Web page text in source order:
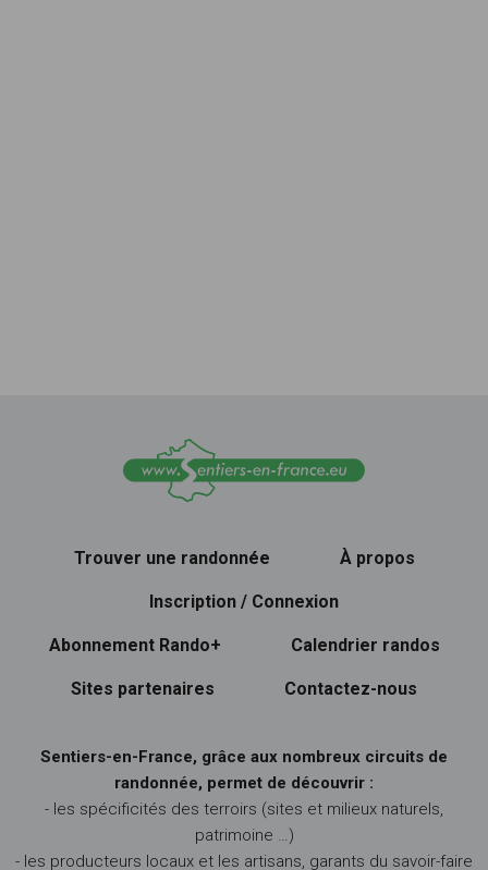
Trouver une randonnée À propos
Inscription / Connexion
Abonnement Rando+ Calendrier randos
Sites partenaires Contactez-nous
Sentiers-en-France, grâce aux nombreux circuits de
randonnée, permet de découvrir :
- les spécificités des terroirs (sites et milieux naturels,
patrimoine …)
- les producteurs locaux et les artisans, garants du savoir-faire